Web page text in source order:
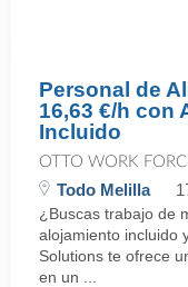
Personal de
16,63 €/h con
Incluido
OTTO WORK
Todo Melilla
¿Buscas trabajo de
alojamiento incluido
Solutions te ofrece
en un ...